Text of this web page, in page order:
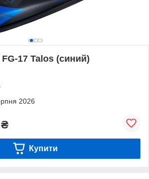
17 Talos (синий)
2026
₴
Купити